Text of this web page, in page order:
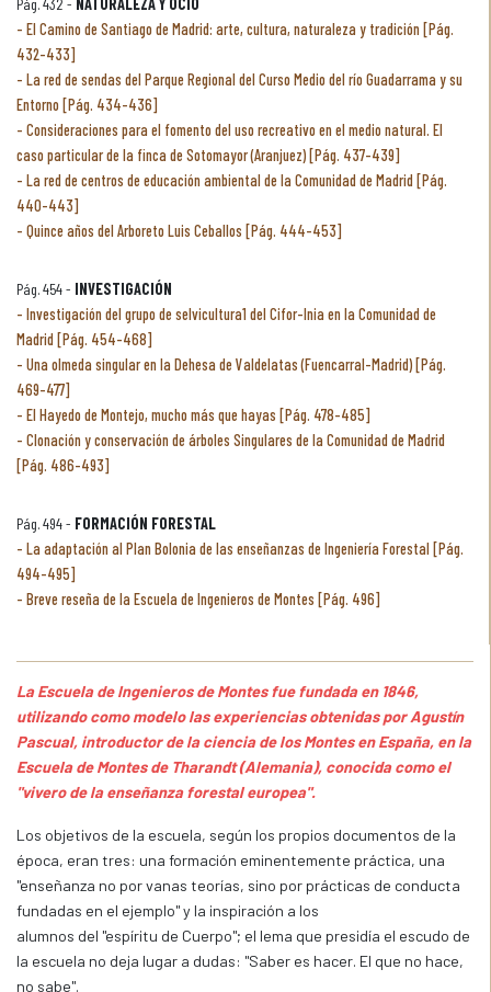
Pág. 432 - NATURALEZA Y OCIO
El Camino de Santiago de Madrid: arte, cultura, naturaleza y tradición [Pág.
432-433]
La red de sendas del Parque Regional del Curso Medio del río Guadarrama y su
Entorno [Pág. 434-436]
Consideraciones para el fomento del uso recreativo en el medio natural. El
caso particular de la finca de Sotomayor (Aranjuez) [Pág. 437-439]
La red de centros de educación ambiental de la Comunidad de Madrid [Pág.
440-443]
Quince años del Arboreto Luis Ceballos [Pág. 444-453]
Pág. 454 - INVESTIGACIÓN
Investigación del grupo de selvicultura1 del Cifor-Inia en la Comunidad de
Madrid [Pág. 454-468]
Una olmeda singular en la Dehesa de Valdelatas (Fuencarral-Madrid) [Pág.
469-477]
El Hayedo de Montejo, mucho más que hayas [Pág. 478-485]
Clonación y conservación de árboles Singulares de la Comunidad de Madrid
[Pág. 486-493]
Pág. 494 - FORMACIÓN FORESTAL
La adaptación al Plan Bolonia de las enseñanzas de Ingeniería Forestal [Pág.
494-495]
Breve reseña de la Escuela de Ingenieros de Montes [Pág. 496]
La Escuela de Ingenieros de Montes fue fundada en 1846,
utilizando como modelo las experiencias obtenidas por Agustín
Pascual, introductor de la ciencia de los Montes en España, en la
Escuela de Montes de Tharandt (Alemania), conocida como el
"vivero de la enseñanza forestal europea".
Los objetivos de la escuela, según los propios documentos de la
época, eran tres: una formación eminentemente práctica, una
"enseñanza no por vanas teorías, sino por prácticas de conducta
fundadas en el ejemplo" y la inspiración a los
alumnos del "espíritu de Cuerpo"; el lema que presidía el escudo de
la escuela no deja lugar a dudas: "Saber es hacer. El que no hace,
no sabe".